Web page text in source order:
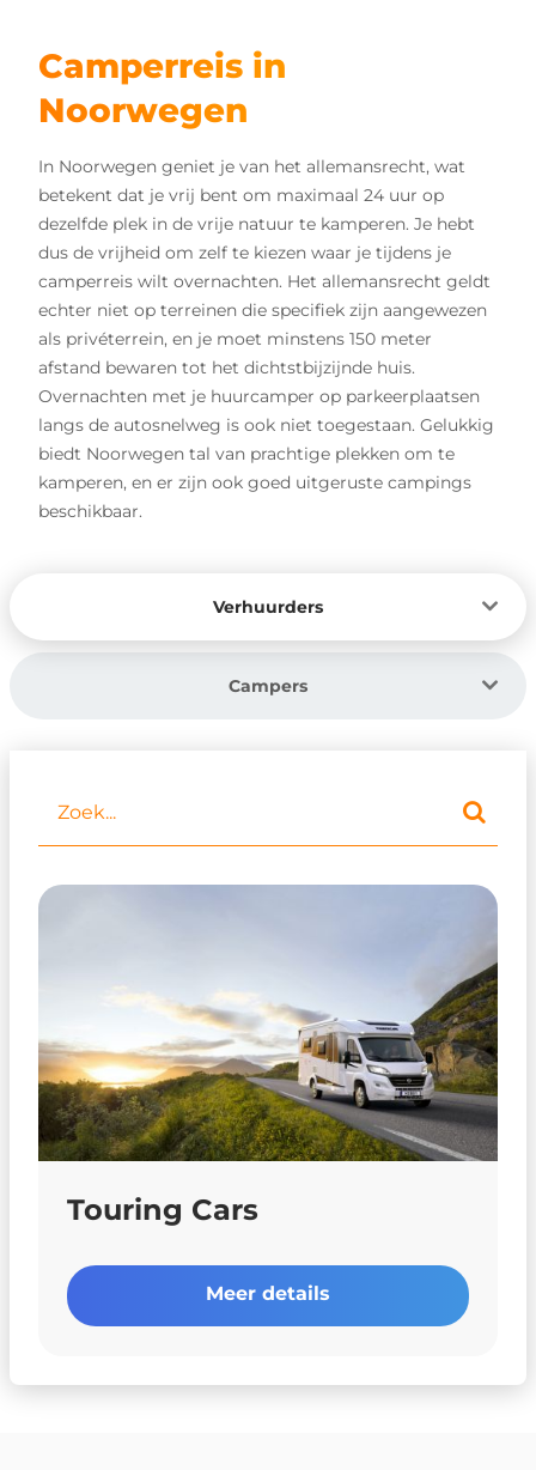
Camperreis in
Noorwegen
In Noorwegen geniet je van het allemansrecht, wat
betekent dat je vrij bent om maximaal 24 uur op
dezelfde plek in de vrije natuur te kamperen. Je hebt
dus de vrijheid om zelf te kiezen waar je tijdens je
camperreis wilt overnachten. Het allemansrecht geldt
echter niet op terreinen die specifiek zijn aangewezen
als privéterrein, en je moet minstens 150 meter
afstand bewaren tot het dichtstbijzijnde huis.
Overnachten met je huurcamper op parkeerplaatsen
langs de autosnelweg is ook niet toegestaan. Gelukkig
biedt Noorwegen tal van prachtige plekken om te
kamperen, en er zijn ook goed uitgeruste campings
beschikbaar.
Verhuurders
Campers
Touring Cars
Meer details